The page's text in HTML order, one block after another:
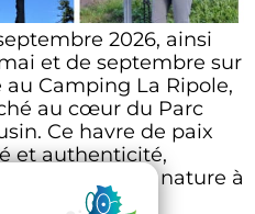
2026, ainsi
et de septembre sur
Camping La Ripole,
au cœur du Parc
Ce havre de paix
et authenticité,
de la nature à